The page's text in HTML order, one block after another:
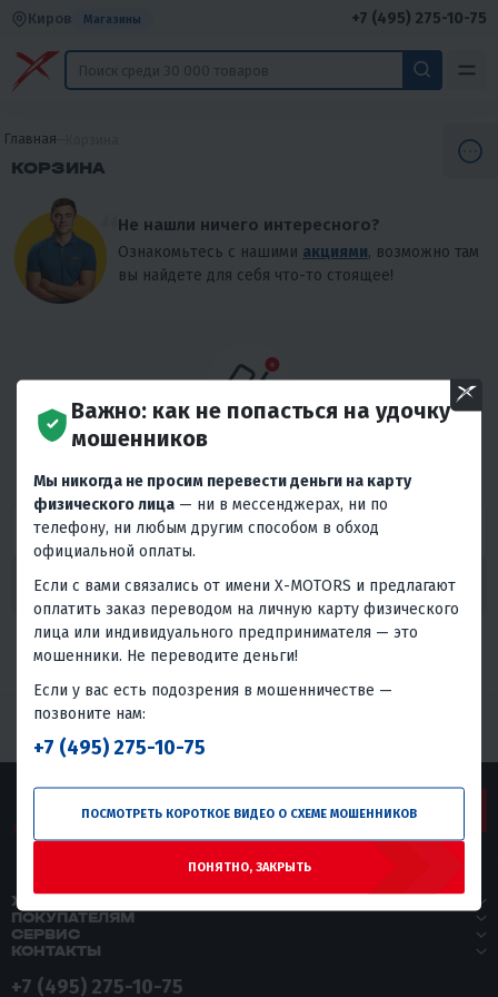
Киров Магазины +7 (495) 275-10-75
Главная
КОРЗИНА
Не нашли ничего интересного?
Ознакомьтесь с нашими акциями, возможно там
вы найдете для себя что-то стоящее!
В вашей корзине нет товаров
интересных товаров.
НАЙТИ
ПЕРЕЙТИ В КАТАЛОГ
ЗАДАТЬ ВОПРОС
X-MOTORS
ПОКУПАТЕЛЯМ
СЕРВИС
КОНТАКТЫ
+7 (495) 275-10-75
Важно: как не попасться на удочку
мошенников
Мы никогда не просим перевести деньги на карту
физического лица — ни в мессенджерах, ни по
телефону, ни любым другим способом в обход
официальной оплаты.
Если с вами связались от имени X-MOTORS и предлагают
оплатить заказ переводом на личную карту физического
лица или индивидуального предпринимателя — это
мошенники. Не переводите деньги!
Если у вас есть подозрения в мошенничестве —
позвоните нам:
+7 (495) 275-10-75
ПОСМОТРЕТЬ КОРОТКОЕ ВИДЕО О СХЕМЕ МОШЕННИКОВ
ПОНЯТНО, ЗАКРЫТЬ